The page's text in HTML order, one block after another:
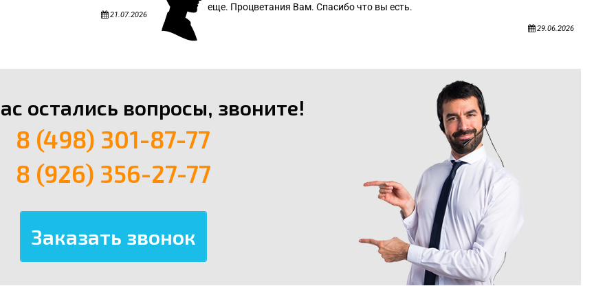
21.07.2026
еще. Процветания Вам. Спасибо что вы есть.
29.06.2026
остались вопросы, звоните!
8 (498) 301-87-77
8 (926) 356-27-77